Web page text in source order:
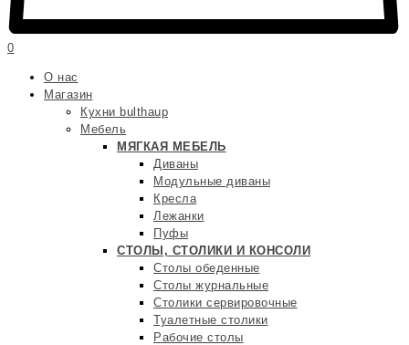
0
О нас
Магазин
Кухни bulthaup
Мебель
МЯГКАЯ МЕБЕЛЬ
Диваны
Модульные диваны
Кресла
Лежанки
Пуфы
СТОЛЫ, СТОЛИКИ И КОНСОЛИ
Столы обеденные
Столы журнальные
Столики сервировочные
Туалетные столики
Рабочие столы